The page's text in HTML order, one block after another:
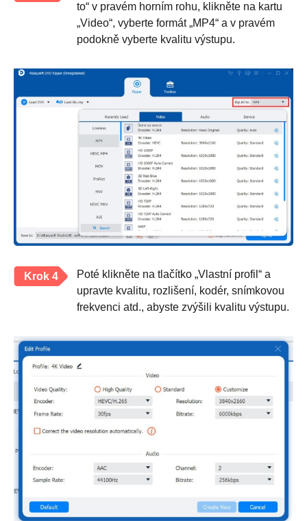
to“ v pravém horním rohu, klikněte na kartu
„Video“, vyberte formát „MP4“ a v pravém
podokně vyberte kvalitu výstupu.
Krok 4
Poté klikněte na tlačítko „Vlastní profil“ a
upravte kvalitu, rozlišení, kodér, snímkovou
frekvenci atd., abyste zvýšili kvalitu výstupu.